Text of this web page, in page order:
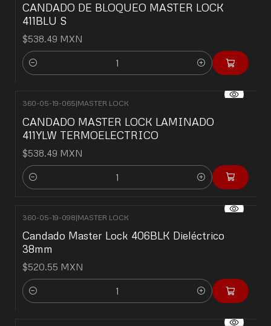
CANDADO DE BLOQUEO MASTER LOCK
411BLU S
$538.49 MXN
Cantidad
360-05-19-065|MASTER LOCK
CANDADO MASTER LOCK LAMINADO
411YLW TERMOELECTRICO
$538.49 MXN
Cantidad
360-05-19-098|MASTER LOCK
Candado Master Lock 406BLK Dieléctrico
38mm
$520.55 MXN
Cantidad